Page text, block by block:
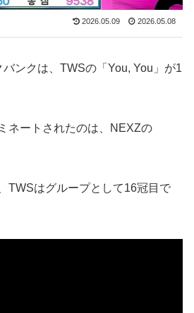
2026.05.09 2026.05.08
ンクは、TWSの「You, You」が1
ネートされたのは、NEXZの
TWSはグループとして16冠目で